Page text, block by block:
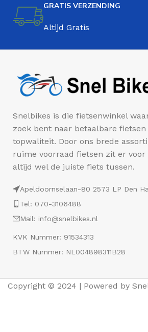
GRATIS VERZENDING
Altijd Gratis
Snelbikes is die fietsenwinkel
zoek bent naar betaalbare fietsen
topwaliteit. Door ons brede
ruime voorraad fietsen zit er voor
altijd wel de juiste fiets tussen.
Apeldoornselaan-80 2573 LP Den
Tel: 070-3106488
Mail: info@snelbikes.nl
KVK Nummer: 91534313
BTW Nummer: NL004898311B28
Copyright © 2024 | Powered by